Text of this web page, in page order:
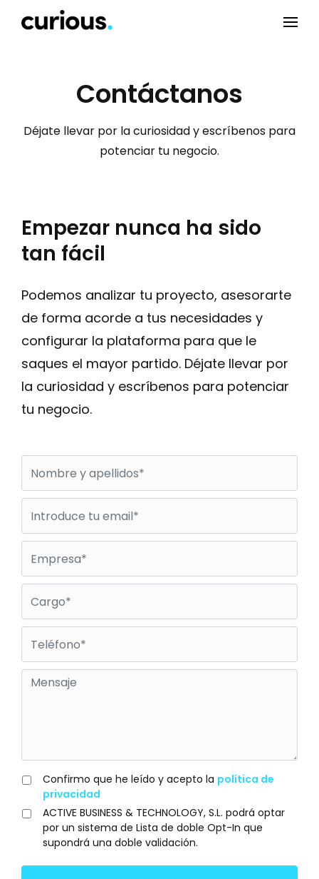
Contáctanos
Déjate llevar por la curiosidad y escríbenos para
potenciar tu negocio.
Empezar nunca ha sido
tan fácil
Podemos analizar tu proyecto, asesorarte
de forma acorde a tus necesidades y
configurar la plataforma para que le
saques el mayor partido. Déjate llevar por
la curiosidad y escríbenos para potenciar
tu negocio.
Confirmo que he leído y acepto la política de
privacidad
ACTIVE BUSINESS & TECHNOLOGY, S.L. podrá optar
por un sistema de Lista de doble Opt-In que
supondrá una doble validación.